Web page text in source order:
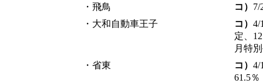
・飛鳥
コ） 7/
・大和自動車王子
コ） 4/
定、
月特
・省東
コ） 4/
61.5％